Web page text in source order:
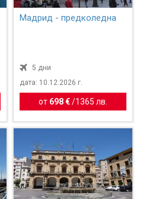
Мадрид - предколедна
5 дни
дата: 10.12.2026 г.
от 698 €/ 1365 лв.